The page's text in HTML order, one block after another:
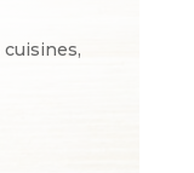
cuisines,